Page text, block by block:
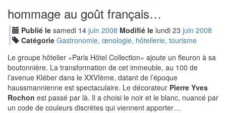
hommage au goût français…
Publié le samedi 14 juin 2008 Modifié le lundi 23 juin 2008
Catégorie Gastronomie, œnologie, hôtellerie, tourisme
Le groupe hôtelier
Paris Hôtel Collection
ajoute un fleuron à sa
boutonnière. La transformation de cet immeuble, au 100 de
l’avenue Kléber dans le XXVIème, datant de l’époque
haussmannienne est spectaculaire. Le décorateur Pierre Yves
Rochon est passé par là. Il a choisi le noir et le blanc, nuancé par
un code de couleurs discrètes qui viennent apporter…